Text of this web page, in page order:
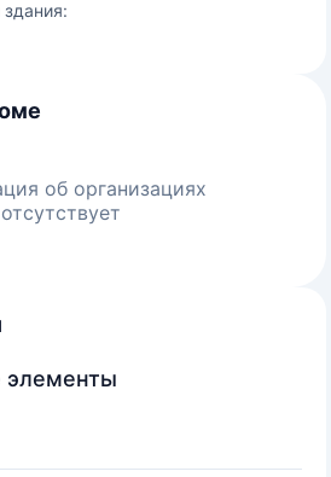
об организациях
отсутствует
элементы